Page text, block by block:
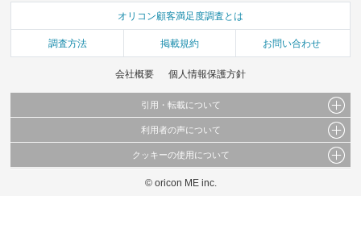
オリコン顧客満足度調査とは
調査方法 掲載規約 お問い合わせ
会社概要 個人情報保護方針
引用・転載について
当サイトで公開されている情報（文字、写真、イラスト、画像データ等）及びこれらの配
これらの情報を権利者の許可なく無断転載・複製などの二次利用を行うことは固く禁じて
利用者の声について
当サイトに掲載している内容はすべてサービスの利用者が提出された見解・感想です。
弊社の見解・ 意見ではないことをご理解いただいた上でご覧ください。
クッキーの使用について
このサイトでは Cookie を使用して、ユーザーに合わせたコンテンツや広告の表示、ソー
© oricon ME inc.